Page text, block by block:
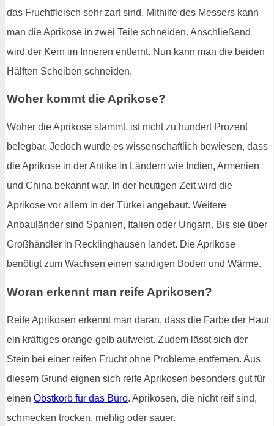
das Fruchtfleisch sehr zart sind. Mithilfe des Messers kann
man die Aprikose in zwei Teile schneiden. Anschließend
wird der Kern im Inneren entfernt. Nun kann man die beiden
Hälften Scheiben schneiden.
Woher kommt die Aprikose?
Woher die Aprikose stammt, ist nicht zu hundert Prozent
belegbar. Jedoch wurde es wissenschaftlich bewiesen, dass
die Aprikose in der Antike in Ländern wie Indien, Armenien
und China bekannt war. In der heutigen Zeit wird die
Aprikose vor allem in der Türkei angebaut. Weitere
Anbauländer sind Spanien, Italien oder Ungarn. Bis sie über
Großhändler in Recklinghausen landet. Die Aprikose
benötigt zum Wachsen einen sandigen Boden und Wärme.
Woran erkennt man reife Aprikosen?
Reife Aprikosen erkennt man daran, dass die Farbe der Haut
ein kräftiges orange-gelb aufweist. Zudem lässt sich der
Stein bei einer reifen Frucht ohne Probleme entfernen. Aus
diesem Grund eignen sich reife Aprikosen besonders gut für
einen Obstkorb für das Büro. Aprikosen, die nicht reif sind,
schmecken trocken, mehlig oder sauer.